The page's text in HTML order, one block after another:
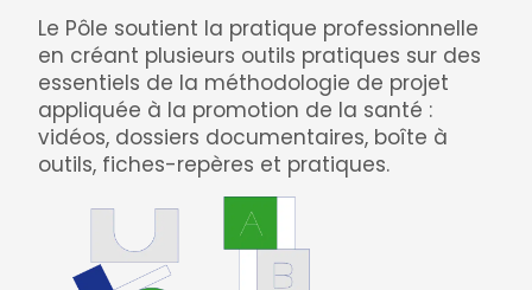
Le Pôle soutient la pratique professionnelle
en créant plusieurs outils pratiques sur des
essentiels de la méthodologie de projet
appliquée à la promotion de la santé :
vidéos, dossiers documentaires, boîte à
outils, fiches-repères et pratiques.